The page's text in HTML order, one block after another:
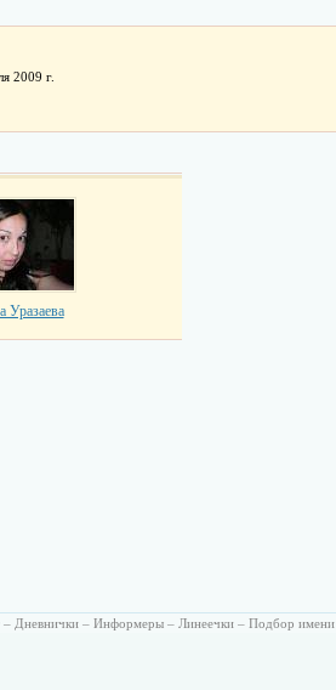
2009 г.
Уразаева
– Дневнички – Информеры – Линеечки – Подбор имени